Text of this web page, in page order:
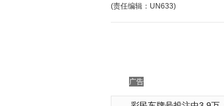
(责任编辑：UN633)
广告